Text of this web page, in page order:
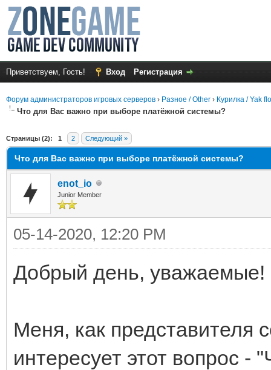
Приветствуем, Гость! Вход Регистрация
Форум администраторов игровых серверов › Разное / Other › Курилка / Yak
Что для Вас важно при выборе платёжной системы?
Страницы (2): 1 2 Следующий »
Что для Вас важно при выборе платёжной системы?
enot_io
Junior Member
05-14-2020, 12:20 PM
Добрый день, уважаемые!
Меня, как представителя
интересует этот вопрос